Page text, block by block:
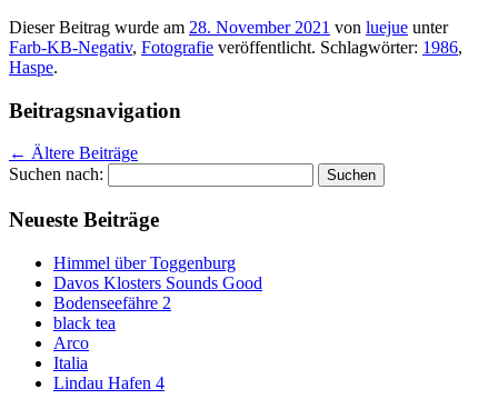
Dieser Beitrag wurde am 28. November 2021 von luejue unter
Farb-KB-Negativ, Fotografie veröffentlicht. Schlagwörter: 1986,
Haspe.
Beitragsnavigation
← Ältere Beiträge
Suchen nach:
Neueste Beiträge
Himmel über Toggenburg
Davos Klosters Sounds Good
Bodenseefähre 2
black tea
Arco
Italia
Lindau Hafen 4